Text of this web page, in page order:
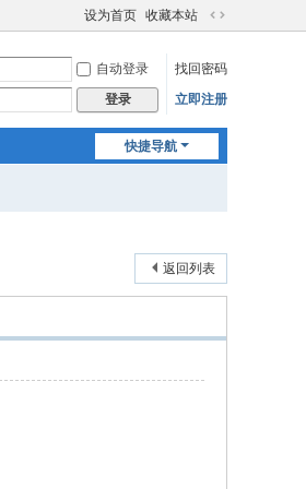
设为首页 收藏本站
切
到
宽
自动登录
找回密码
登录 立即注册
快捷导航
返回列表